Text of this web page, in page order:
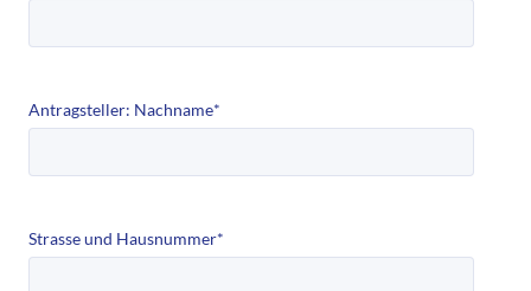
Antragsteller: Nachname*
Strasse und Hausnummer*